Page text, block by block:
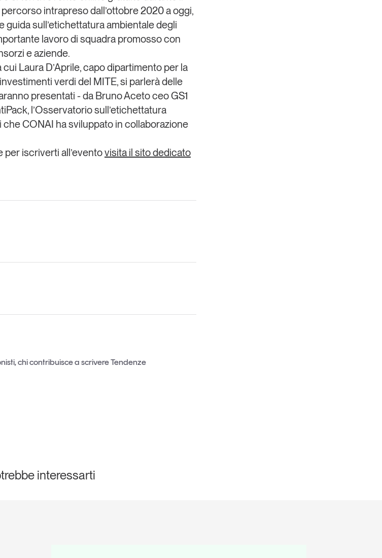
intrapreso dall’ottobre 2020 a oggi,
guida sull’etichettatura ambientale degli
lavoro di squadra promosso con
e aziende.
cui Laura D’Aprile, capo dipartimento per la
verdi del MITE, si parlerà delle
presentati - da Bruno Acetoceo GS1
, l’Osservatorio sull’etichettatura
CONAI ha sviluppato in collaborazione
per iscriverti all’eventovisita il sito dedicato
chi contribuisce a scrivere Tendenze
interessarti